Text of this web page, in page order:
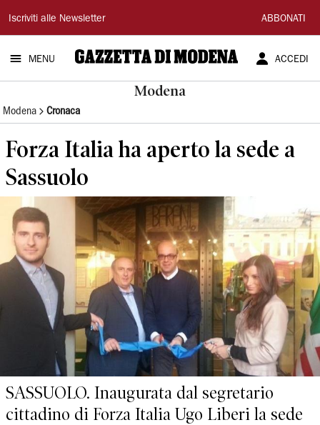
Gazzetta
di
Modena
Iscriviti alle Newsletter ABBONATI
MENU ACCEDI
Modena
Modena Cronaca
Forza Italia ha aperto la sede a
Sassuolo
SASSUOLO. Inaugurata dal segretario
cittadino di Forza Italia Ugo Liberi la sede